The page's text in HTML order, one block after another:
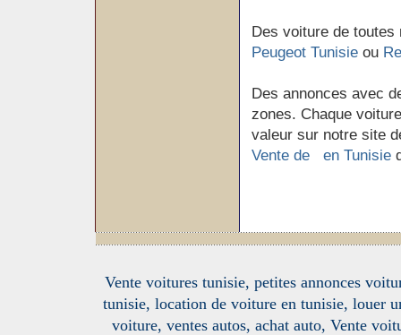
Des voiture de
Peugeot Tunisieou
Des annonces avec
zones. Chaque
valeur sur notre site
Vente de en Tunisie
Vente voitures tunisie, petites annonces
tunisie, location de voiture en tunisie, louer
voiture, ventes autos, achat auto, Vente